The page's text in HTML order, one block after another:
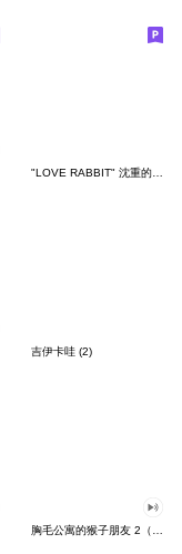
"LOVE RABBIT" 沈重的愛 台灣版
吉伊卡哇 (2)
胸毛公寓的猴子朋友 2（有聲動態）